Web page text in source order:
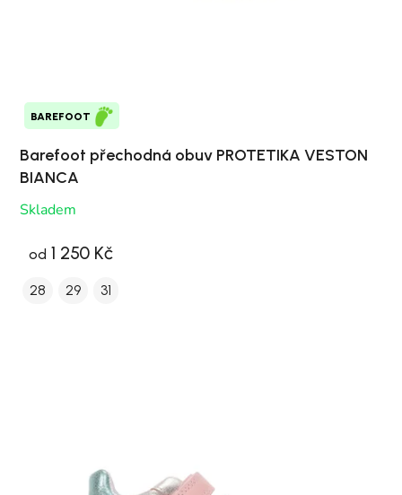
BAREFOOT
Barefoot přechodná obuv PROTETIKA VESTON
BIANCA
Skladem
od 1 250 Kč
28 29 31